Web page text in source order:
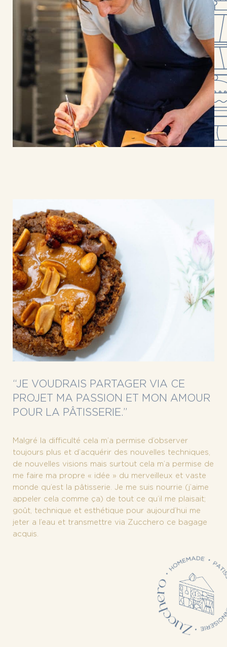
“JE VOUDRAIS PARTAGER VIA CE
PROJET MA PASSION ET MON AMOUR
POUR LA PÂTISSERIE.”
Malgré la difficulté cela m’a permise d’observer
toujours plus et d’acquérir des nouvelles techniques,
de nouvelles visions mais surtout cela m’a permise de
me faire ma propre « idée » du merveilleux et vaste
monde qu’est la pâtisserie. Je me suis nourrie (j’aime
appeler cela comme ça) de tout ce qu’il me plaisait;
goût, technique et esthétique pour aujourd’hui me
jeter a l’eau et transmettre via Zucchero ce bagage
acquis.